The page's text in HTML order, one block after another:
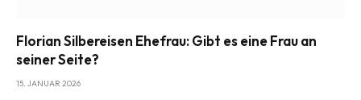
Florian Silbereisen Ehefrau: Gibt es eine Frau an
seiner Seite?
15. JANUAR 2026